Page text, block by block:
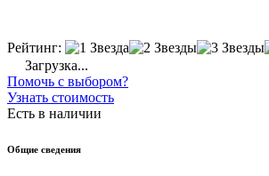
Рейтинг:
Загрузка...
Помочь с выбором?
Узнать стоимость
Есть в наличии
Общие сведения